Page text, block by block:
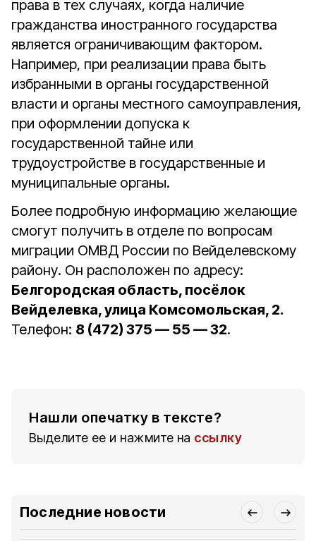
права в тех случаях, когда наличие
гражданства иностранного государства
является ограничивающим фактором.
Например, при реализации права быть
избранными в органы государственной
власти и органы местного самоуправления,
при оформлении допуска к
государственной тайне или
трудоустройстве в государственные и
муниципальные органы.
Более подробную информацию желающие
смогут получить в отделе по вопросам
миграции ОМВД России по Вейделевскому
району. Он расположен по адресу:
Белгородская область, посёлок
Вейделевка, улица Комсомольская, 2.
Телефон: 8 (472) 375 — 55 — 32.
Нашли опечатку в тексте?
Выделите ее и нажмите на ссылку
Последние новости